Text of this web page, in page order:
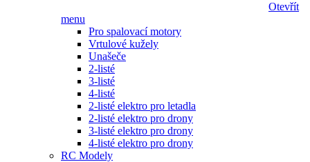
Otevřít
menu
Pro spalovací motory
Vrtulové kužely
Unašeče
2-listé
3-listé
4-listé
2-listé elektro pro letadla
2-listé elektro pro drony
3-listé elektro pro drony
4-listé elektro pro drony
RC Modely